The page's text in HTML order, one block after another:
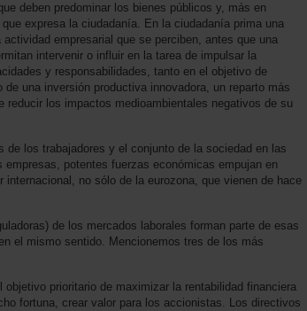
deben predominar los bienes públicos y, más en
expresa la ciudadanía. En la ciudadanía prima una
empresarial que se perciben, antes que una
intervenir o influir en la tarea de impulsar la
y responsabilidades, tanto en el objetivo de
una inversión productiva innovadora, un reparto más
los impactos medioambientales negativos de su
los trabajadores y el conjunto de la sociedad en las
potentes fuerzas económicas empujan en
no sólo de la eurozona, que vienen de hace
de los mercados laborales forman parte de esas
el mismo sentido. Mencionemos tres de los más
prioritario de maximizar la rentabilidad financiera
fortuna, crear valor para los accionistas. Los directivos